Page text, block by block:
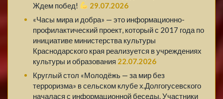
Ждем побед!
29.07.2026
«Часы мира и добра» — это информационно-
профилактический проект, который с 2017 года по
инициативе министерства культуры
Краснодарского края реализуется в учреждениях
культуры и образования 22.07.2026
Круглый стол «Молодёжь — за мир без
терроризма» в сельском клубе х.Долгогусевского
началася с информационной беседы. Участники